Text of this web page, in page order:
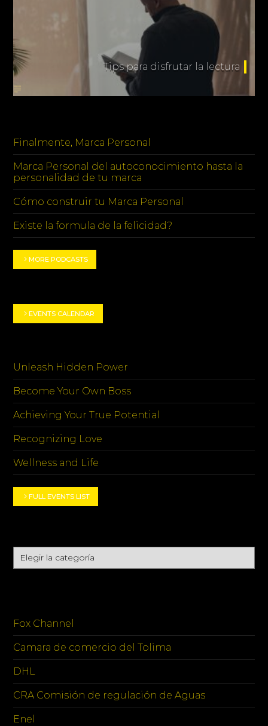
Tips para disfrutar la lectura
Finalmente, Marca Personal
Marca Personal del autoconocimiento hasta la
personalidad de tu marca
Cómo construir tu Marca Personal
Existe la formula de la felicidad?
MORE PODCASTS
EVENTS CALENDAR
Unleash Hidden Power
Become Your Own Boss
Achieving Your True Potential
Recognizing Love
Wellness and Life
FULL EVENTS LIST
Categories
Fox Channel
Camara de comercio del Tolima
DHL
CRA Comisión de regulación de Aguas
Enel